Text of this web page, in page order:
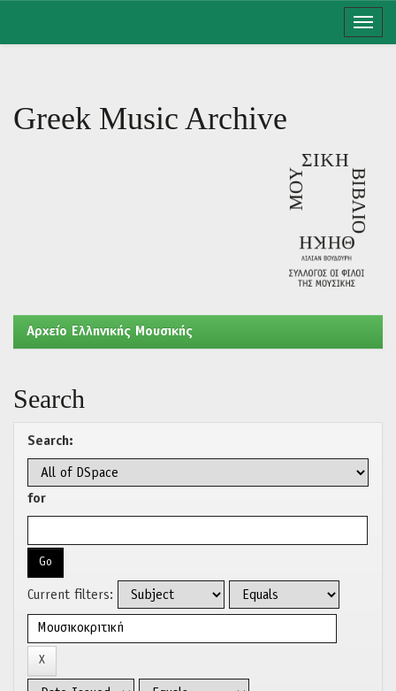
Greek Music Archive
Aρχείο Ελληνικής Μουσικής
Search
Search:
for
Current filters: